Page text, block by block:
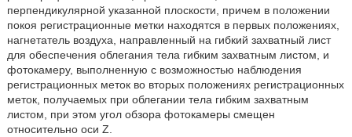
перпендикулярной указанной плоскости, причем в положении
покоя регистрационные метки находятся в первых положениях,
нагнетатель воздуха, направленный на гибкий захватный лист
для обеспечения облегания тела гибким захватным листом, и
фотокамеру, выполненную с возможностью наблюдения
регистрационных меток во вторых положениях регистрационных
меток, получаемых при облегании тела гибким захватным
листом, при этом угол обзора фотокамеры смещен
относительно оси Z.